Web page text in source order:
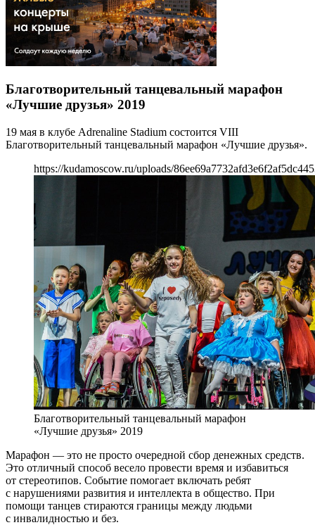
Благотворительный танцевальный марафон
«Лучшие друзья» 2019
19 мая в клубе Adrenaline Stadium состоится VIII
Благотворительный танцевальный марафон «Лучшие друзья».
https://kudamoscow.ru/uploads/
Благотворительный танцевальный марафон
«Лучшие друзья» 2019
Марафон — это не просто очередной сбор денежных средств.
Это отличный способ весело провести время и избавиться
от стереотипов. Событие помогает включать ребят
с нарушениями развития и интеллекта в общество. При
помощи танцев стираются границы между людьми
с инвалидностью и без.